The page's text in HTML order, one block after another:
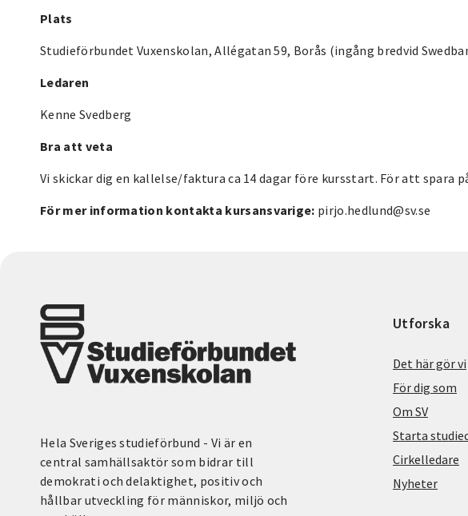
Plats
Studieförbundet Vuxenskolan, Allégatan 59, Borås (ingång bredvid
Ledaren
Kenne Svedberg
Bra att veta
Vi skickar dig en kallelse/faktura ca 14 dagar före kursstart. För att spara
För mer information kontakta kursansvarige: pirjo.hedlund@sv.se
Hela Sveriges studieförbund - Vi är en
central samhällsaktör som bidrar till
demokrati och delaktighet, positiv och
hållbar utveckling för människor, miljö och
Utforska
Det här gör vi
För dig som
Om SV
Starta
Cirkelledare
Nyheter